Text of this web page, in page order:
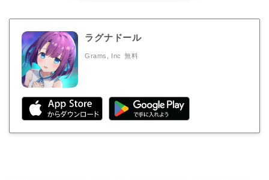
ラグナドール
Grams, Inc 無料